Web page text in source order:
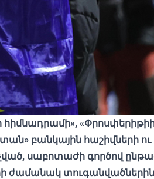
տան» բանկային հաշիվների
սաբոտաժի գործով
ժամանակ